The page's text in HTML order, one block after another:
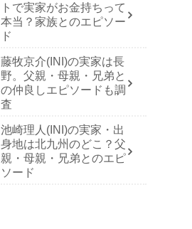
トで実家がお金持ちって
本当？家族とのエピソー
ド
藤牧京介(INI)の実家は長
野。父親・母親・兄弟と
の仲良しエピソードも調
査
池崎理人(INI)の実家・出
身地は北九州のどこ？父
親・母親・兄弟とのエピ
ソード